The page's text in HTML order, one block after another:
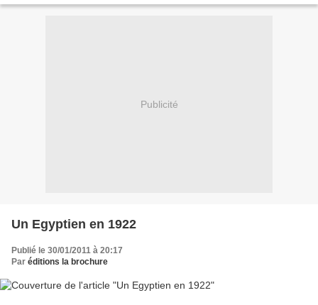
Publicité
Un Egyptien en 1922
Publié le 30/01/2011 à 20:17
Par éditions la brochure